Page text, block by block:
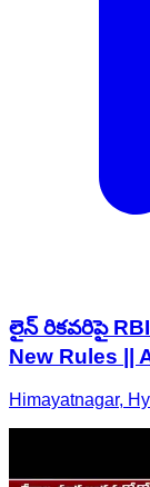
లైన్ రికవరిపై
New Rules ||
Himayatnagar,